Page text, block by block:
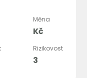
Měna
Kč
Rizikovost
3